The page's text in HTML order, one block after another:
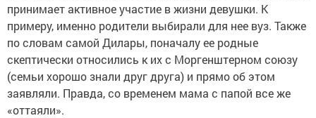
принимает активное участие в жизни девушки. К
примеру, именно родители выбирали для нее вуз. Также
по словам самой Дилары, поначалу ее родные
скептически относились к их с Моргенштерном союзу
(семьи хорошо знали друг друга) и прямо об этом
заявляли. Правда, со временем мама с папой все же
«оттаяли».